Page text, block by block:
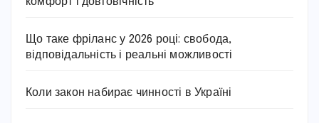
Що таке фріланс у 2026 році: свобода,
відповідальність і реальні можливості
Коли закон набирає чинності в Україні